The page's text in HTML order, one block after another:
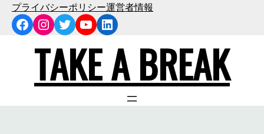
プライバシーポリシー運営者情報
Facebook
Instagram
Twitter
YouTube
LinkedIn
TAKE A BREAK